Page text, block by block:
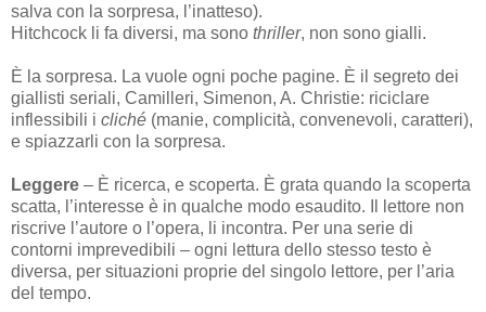
salva con la sorpresa, l’inatteso).
Hitchcock li fa diversi, ma sono thriller, non sono gialli.
È la sorpresa. La vuole ogni poche pagine. È il segreto dei
giallisti seriali, Camilleri, Simenon, A. Christie: riciclare
inflessibili i cliché (manie, complicità, convenevoli, caratteri),
e spiazzarli con la sorpresa.
Leggere – È ricerca, e scoperta. È grata quando la scoperta
scatta, l’interesse è in qualche modo esaudito. Il lettore non
riscrive l’autore o l’opera, li incontra. Per una serie di
contorni imprevedibili – ogni lettura dello stesso testo è
diversa, per situazioni proprie del singolo lettore, per l’aria
del tempo.